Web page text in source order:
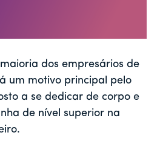
dos empresários de
um motivo principal pelo
a se dedicar de corpo e
de nível superior na